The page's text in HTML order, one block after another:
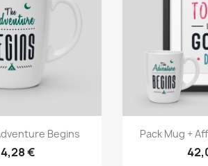
rapideBegins
€

Pack Mug +